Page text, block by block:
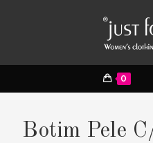
0
Botim Pele